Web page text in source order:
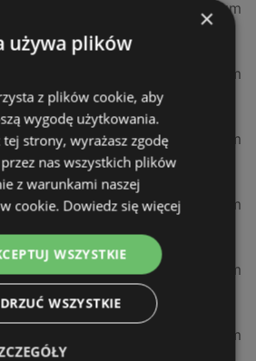
0,23 km
0,84 km
600 Świnoujście
1,87 km
600 Świnoujście
2,77 km
500 Międzyzdroje
12,39 km
Wolin
24,01 km
×
używa plików
z plików cookie, aby
wygodę użytkowania.
tej strony, wyrażasz zgodę
nas wszystkich plików
z warunkami naszej
cookie. Dowiedz się więcej
WSZYSTKIE
WSZYSTKIE